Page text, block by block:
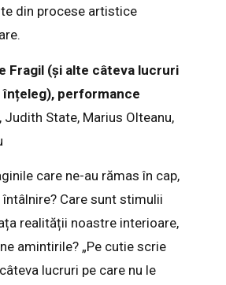
din procese artistice
Fragil (și alte câteva lucruri
înțeleg), performance
Judith State, Marius Olteanu,
care ne-au rămas în cap,
Care sunt stimulii
realității noastre interioare,
amintirile? „Pe cutie scrie
lucruri pe care nu le